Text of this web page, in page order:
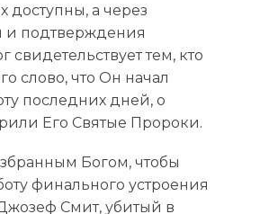
доступны, а через
и подтверждения
свидетельствует тем, кто
слово, что Он начал
последних дней, о
Его Святые Пророки.
Богом, чтобы
финального устроения
Смит, убитый в